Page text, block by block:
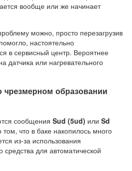
вообще или же начинает
можно, просто перезагрузив
настоятельно
в сервисный центр. Вероятнее
датчика или нагревательного
образовании
сообщения Sud (5ud) или Sd
том, что в баке накопилось много
из-за использования
для автоматической